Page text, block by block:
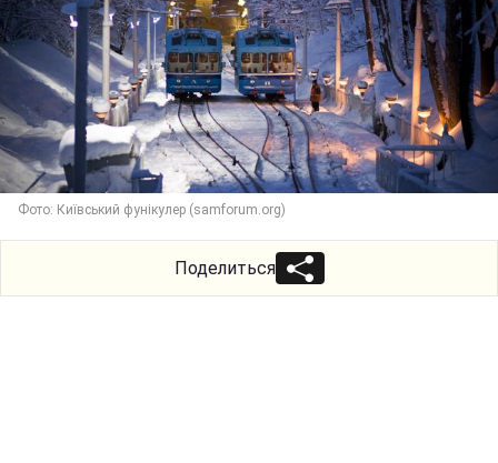
Фото: Київський фунікулер (samforum.org)
Поделиться